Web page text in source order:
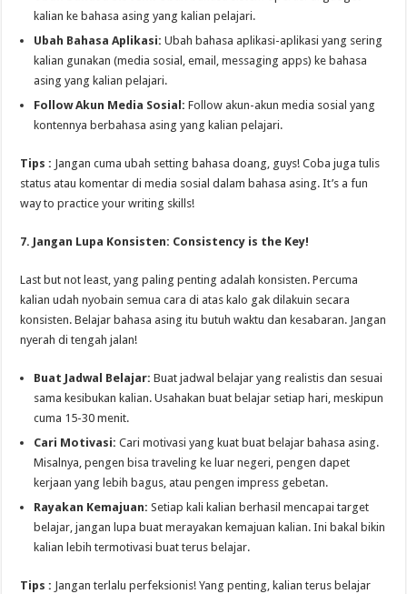
kalian ke bahasa asing yang kalian pelajari.
Ubah Bahasa Aplikasi: Ubah bahasa aplikasi-aplikasi yang sering
kalian gunakan (media sosial, email, messaging apps) ke bahasa
asing yang kalian pelajari.
Follow Akun Media Sosial: Follow akun-akun media sosial yang
kontennya berbahasa asing yang kalian pelajari.
Tips : Jangan cuma ubah setting bahasa doang, guys! Coba juga tulis
status atau komentar di media sosial dalam bahasa asing. It’s a fun
way to practice your writing skills!
7. Jangan Lupa Konsisten: Consistency is the Key!
Last but not least, yang paling penting adalah konsisten. Percuma
kalian udah nyobain semua cara di atas kalo gak dilakuin secara
konsisten. Belajar bahasa asing itu butuh waktu dan kesabaran. Jangan
nyerah di tengah jalan!
Buat Jadwal Belajar: Buat jadwal belajar yang realistis dan sesuai
sama kesibukan kalian. Usahakan buat belajar setiap hari, meskipun
cuma 15-30 menit.
Cari Motivasi: Cari motivasi yang kuat buat belajar bahasa asing.
Misalnya, pengen bisa traveling ke luar negeri, pengen dapet
kerjaan yang lebih bagus, atau pengen impress gebetan.
Rayakan Kemajuan: Setiap kali kalian berhasil mencapai target
belajar, jangan lupa buat merayakan kemajuan kalian. Ini bakal bikin
kalian lebih termotivasi buat terus belajar.
Tips : Jangan terlalu perfeksionis! Yang penting, kalian terus belajar